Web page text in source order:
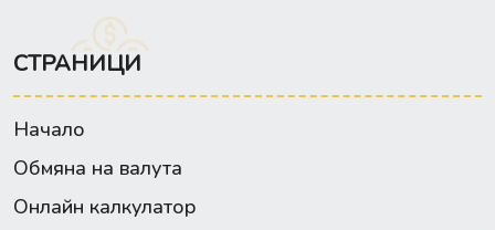
СТРАНИЦИ
Начало
Обмяна на валута
Онлайн калкулатор